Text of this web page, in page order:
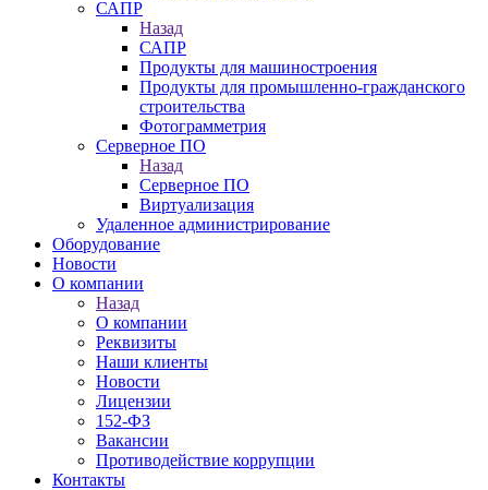
САПР
Назад
САПР
Продукты для машиностроения
Продукты для промышленно-гражданского
строительства
Фотограмметрия
Серверное ПО
Назад
Серверное ПО
Виртуализация
Удаленное администрирование
Оборудование
Новости
О компании
Назад
О компании
Реквизиты
Наши клиенты
Новости
Лицензии
152-ФЗ
Вакансии
Противодействие коррупции
Контакты